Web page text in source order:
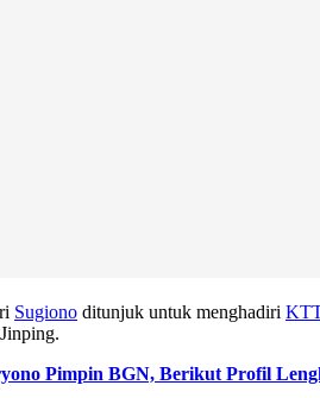
Sugiono ditunjuk untuk menghadiri
Pimpin BGN, Berikut Profil